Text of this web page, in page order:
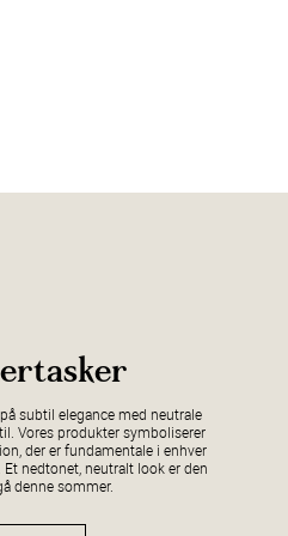
subtil elegance med neutrale
Vores produkter symboliserer
der er fundamentale i enhver
nedtonet, neutralt look er den
denne sommer.